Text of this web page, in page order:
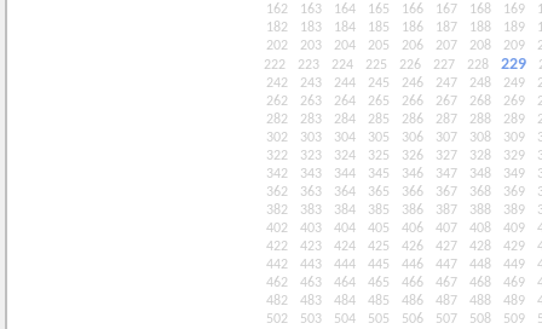
162
163 164 165 166 167 168 169
182
183 184 185 186 187 188 189
202
203 204 205 206 207 208 209
222
223 224 225 226 227 228 229
242
243 244 245 246 247 248 249
262
263 264 265 266 267 268 269
282
283 284 285 286 287 288 289
302
303 304 305 306 307 308 309
322
323 324 325 326 327 328 329
342
343 344 345 346 347 348 349
362
363 364 365 366 367 368 369
382
383 384 385 386 387 388 389
402
403 404 405 406 407 408 409
422
423 424 425 426 427 428 429
442
443 444 445 446 447 448 449
462
463 464 465 466 467 468 469
482
483 484 485 486 487 488 489
502
503 504 505 506 507 508 509